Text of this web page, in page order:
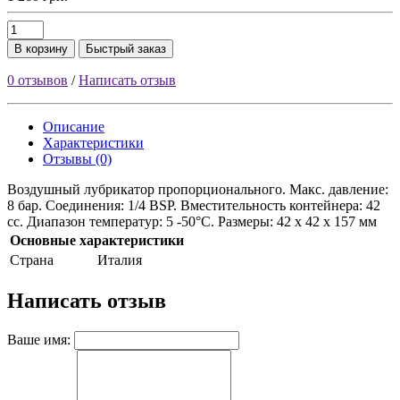
В корзину Быстрый заказ
0 отзывов /Написать отзыв
Описание
Характеристики
Отзывы (0)
Воздушный лубрикатор пропорционального. Макс. давление:
8 бар. Соединения: 1/4 BSP. Вместительность контейнера: 42
сс. Диапазон температур: 5 -50°C. Размеры: 42 х 42 х 157 мм
Основные характеристики
Страна
Италия
Написать отзыв
Ваше имя: